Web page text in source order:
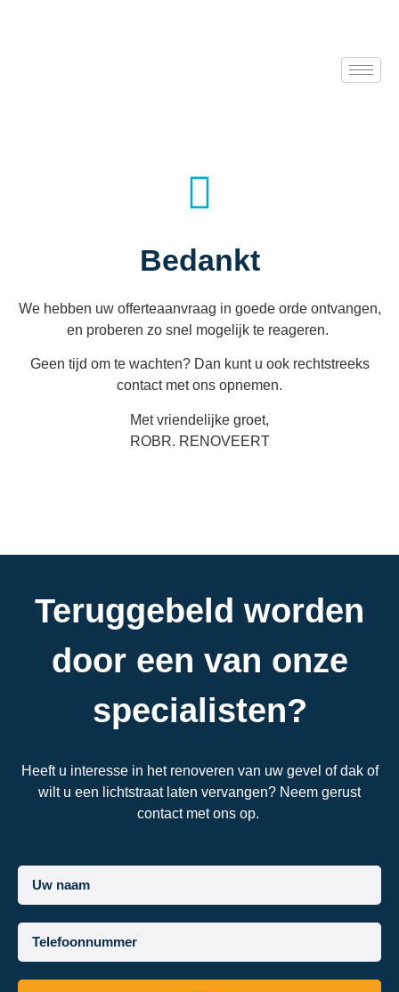
Bedankt
We hebben uw offerteaanvraag in goede orde ontvangen,
en proberen zo snel mogelijk te reageren.
Geen tijd om te wachten? Dan kunt u ook rechtstreeks
contact met ons opnemen.
Met vriendelijke groet,
ROBR. RENOVEERT
Teruggebeld worden
door een van onze
specialisten?
Heeft u interesse in het renoveren van uw gevel of dak of
wilt u een lichtstraat laten vervangen? Neem gerust
contact met ons op.